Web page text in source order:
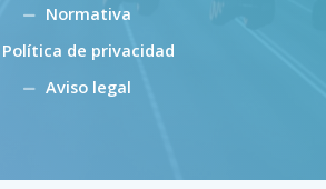
Normativa
Política de privacidad
Aviso legal